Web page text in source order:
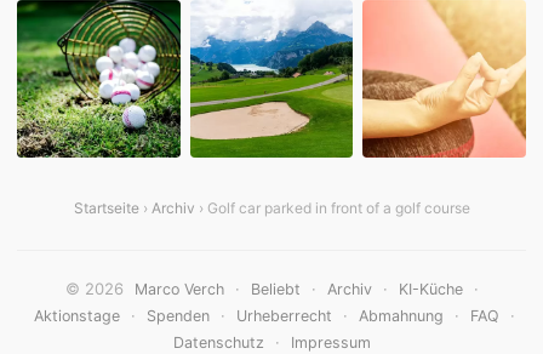
Startseite› Archiv › Golf car parked in front of a golf course
© 2026 Marco Verch · Beliebt · Archiv · KI-Küche ·
Aktionstage · Spenden · Urheberrecht · Abmahnung · FAQ ·
Datenschutz · Impressum